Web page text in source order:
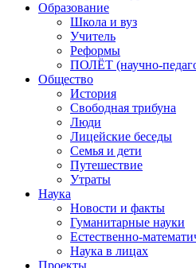
Образование
Школа и вуз
Учитель
Реформы
ПОЛЁТ (научно-
Общество
История
Свободная трибуна
Люди
Лицейские беседы
Семья и дети
Путешествие
Утраты
Наука
Новости и факты
Гуманитарные науки
Естественно-
Наука в лицах